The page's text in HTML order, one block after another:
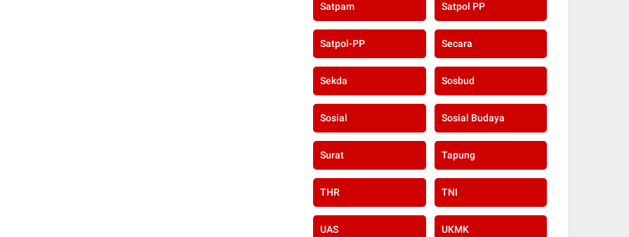
Satpam Satpol PP
Satpol-PP Secara
Sekda Sosbud
Sosial Sosial Budaya
Surat Tapung
THR TNI
UAS UKMK